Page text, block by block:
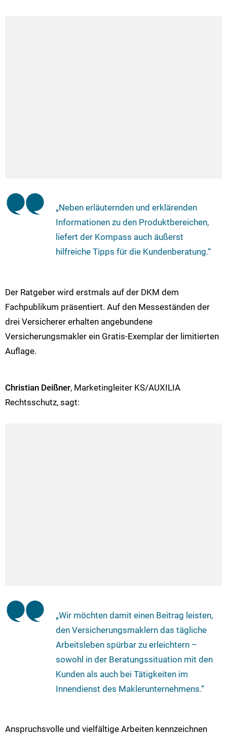
„Neben erläuternden und erklärenden
Informationen zu den Produktbereichen,
liefert der Kompass auch äußerst
hilfreiche Tipps für die Kundenberatung.“
Der Ratgeber wird erstmals auf der DKM dem
Fachpublikum präsentiert. Auf den Messeständen der
drei Versicherer erhalten angebundene
Versicherungsmakler ein Gratis-Exemplar der limitierten
Auflage.
Christian Deißner, Marketingleiter KS/AUXILIA
Rechtsschutz, sagt:
„Wir möchten damit einen Beitrag leisten,
den Versicherungsmaklern das tägliche
Arbeitsleben spürbar zu erleichtern –
sowohl in der Beratungssituation mit den
Kunden als auch bei Tätigkeiten im
Innendienst des Maklerunternehmens.“
Anspruchsvolle und vielfältige Arbeiten kennzeichnen